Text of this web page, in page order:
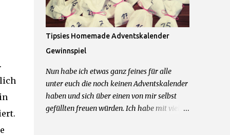
Cooling Gel und Bodyrasierer. 2 Sets = 2
Gewinner Was ihr dafür tun müsst um zu
gewinnen: 1.) Kommentiere diesen Post mit
dem Wunschpaket was du gerne gewinnen
möchtest 2.) Hinterlasse mir im
Kommentarfeld eine Kontaktmöglichkeit
Das wars schon! Teilnahme beginnt jetzt
und endet am 09.04.2016 um 23.59Uhr.
Teilnahme nur mit deutscher Postadresse
Tipsies Homemade Adventskalender
Gewinnspiel
Nun habe ich etwas ganz feines für alle
unter euch die noch keinen Adventskalender
haben und sich über einen von mir selbst
gefüllten freuen würden. Ich habe mit viel